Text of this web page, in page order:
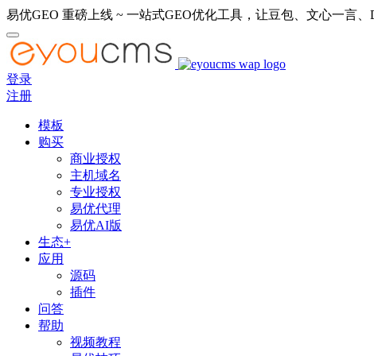
易优GEO 重磅上线 ~ 一站式GEO优化工具，让豆包、文心一言
登录
注册
模板
购买
商业授权
主机域名
专业授权
易优代理
易优AI版
生态+
应用
源码
插件
问答
帮助
视频教程